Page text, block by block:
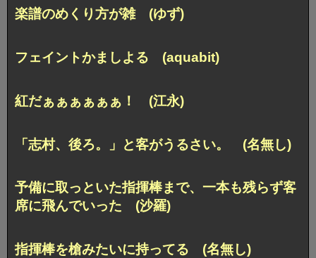
楽譜のめくり方が雑 (ゆず)
フェイントかましよる (aquabit)
紅だぁぁぁぁぁぁ！ (江永)
「志村、後ろ。」と客がうるさい。 (名無し)
予備に取っといた指揮棒まで、一本も残らず客
席に飛んでいった (沙羅)
指揮棒を槍みたいに持ってる (名無し)